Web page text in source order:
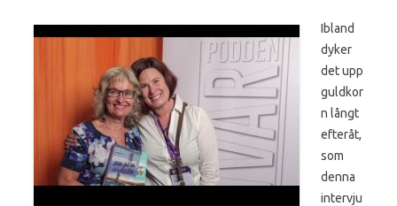
Ibland
dyker
det upp
guldkor
n långt
efteråt,
som
denna
intervju